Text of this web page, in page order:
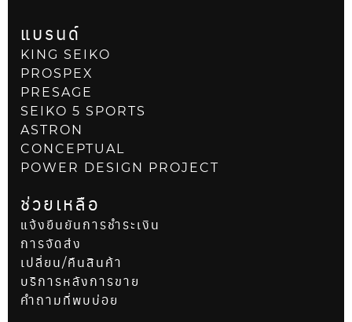
แบรนด์
KING SEIKO
PROSPEX
PRESAGE
SEIKO 5 SPORTS
ASTRON
CONCEPTUAL
POWER DESIGN PROJECT
ช่วยเหลือ
แจ้งยืนยันการชำระเงิน
การจัดส่ง
เปลี่ยน/คืนสินค้า
บริการหลังการขาย
คำถามที่พบบ่อย